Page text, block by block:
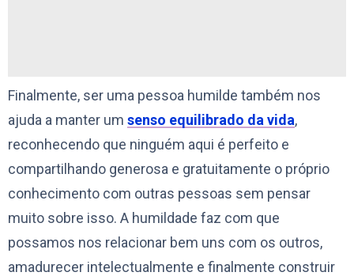
Finalmente, ser uma pessoa humilde também nos
ajuda a manter um senso equilibrado da vida,
reconhecendo que ninguém aqui é perfeito e
compartilhando generosa e gratuitamente o próprio
conhecimento com outras pessoas sem pensar
muito sobre isso. A humildade faz com que
possamos nos relacionar bem uns com os outros,
amadurecer intelectualmente e finalmente construir